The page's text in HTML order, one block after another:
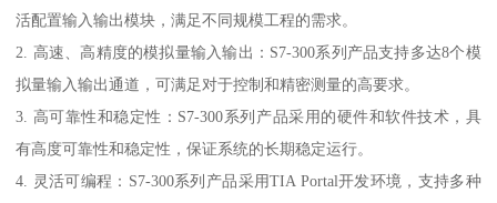
活配置输入输出模块，满足不同规模工程的需求。
2. 高速、高精度的模拟量输入输出：S7-300系列产品支持多达8个模
拟量输入输出通道，可满足对于控制和精密测量的高要求。
3. 高可靠性和稳定性：S7-300系列产品采用的硬件和软件技术，具
有高度可靠性和稳定性，保证系统的长期稳定运行。
4. 灵活可编程：S7-300系列产品采用TIA Portal开发环境，支持多种